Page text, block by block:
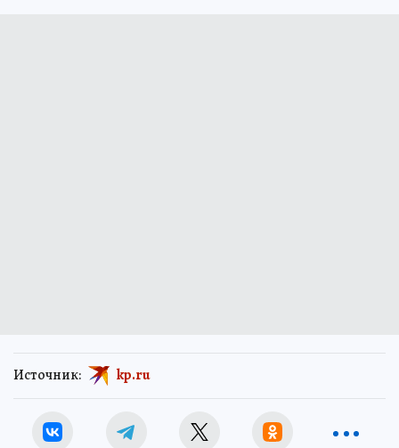
Источник: kp.ru